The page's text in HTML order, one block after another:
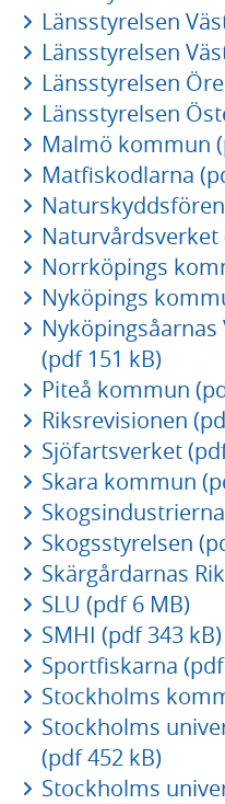
Länsstyrelsen
Länsstyrelsen
Länsstyrelsen
Länsstyrelsen
Malmö kommun
Matfiskodlarna
Naturvårdsverket
Norrköpings
Nyköpings
(pdf 151 kB)
Piteå kommun
Riksrevisionen
Sjöfartsverket
Skara kommun
Skogsstyrelsen
Skärgårdarnas
SLU (pdf 6 MB)
SMHI (pdf 343 kB)
Sportfiskarna
Stockholms
Stockholms
(pdf 452 kB)
Stockholms